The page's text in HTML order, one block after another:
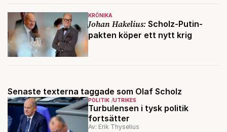
KRÖNIKA
Johan Hakelius: Scholz-Putin-
pakten köper ett nytt krig
Senaste texterna taggade som Olaf Scholz
POLITIK UTRIKES
Turbulensen i tysk politik
fortsätter
Av: Erik Thyselius